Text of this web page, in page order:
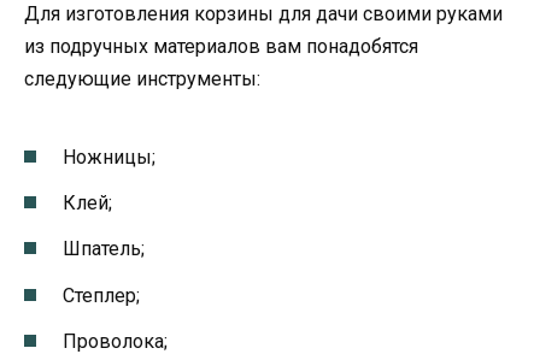
Для изготовления корзины для дачи своими руками
из подручных материалов вам понадобятся
следующие инструменты:
Ножницы;
Клей;
Шпатель;
Степлер;
Проволока;